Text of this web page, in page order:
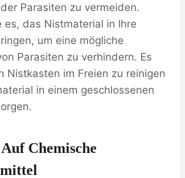
Parasiten zu vermeiden.
es, das Nistmaterial in Ihre
um eine mögliche
Parasiten zu verhindern. Es
Nistkasten im Freien zu reinigen
in einem geschlossenen
Chemische